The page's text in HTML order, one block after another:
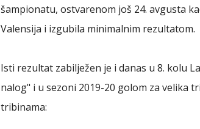
šampionatu, ostvarenom još 24. avgusta
Valensija i izgubila minimalnim rezultatom.
Isti rezultat zabilježen je i danas u 8. kolu
nalog" i u sezoni 2019-20 golom za velika
tribinama: